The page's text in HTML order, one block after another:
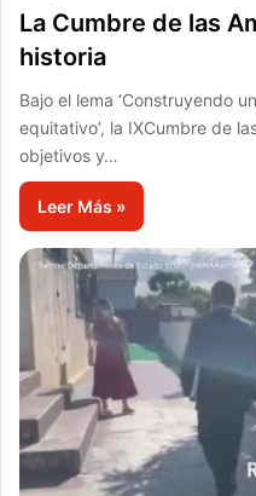
La Cumbre de las
historia
Bajo el lema ‘Construyendo
equitativo’, la IXCumbre de
objetivos y…
Leer Más »